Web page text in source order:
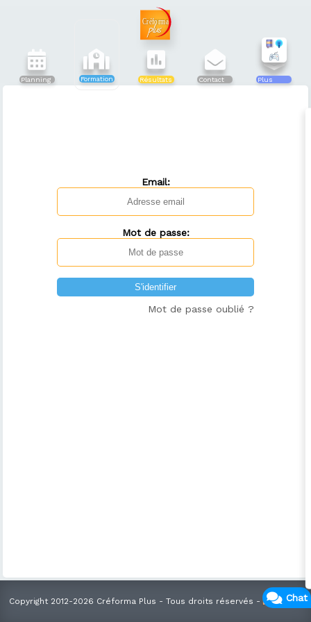
Planning Formation Résultats Contact Plus
Email:
Mot de passe:
Mot de passe oublié ?
Chat
Copyright 2012-2026 Créforma Plus - Tous droits réservés -